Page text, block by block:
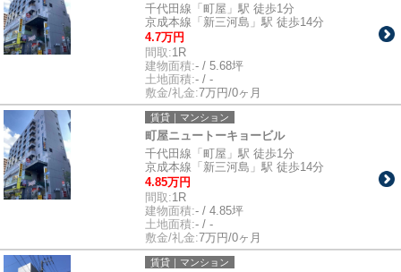
千代田線「町屋」駅 徒歩1分
京成本線「新三河島」駅 徒歩14分
4.7万円
間取:1R
建物面積:- / 5.68坪
土地面積:- / -
敷金/礼金:7万円/0ヶ月
賃貸｜マンション
町屋ニュートーキョービル
千代田線「町屋」駅 徒歩1分
京成本線「新三河島」駅 徒歩14分
4.85万円
間取:1R
建物面積:- / 4.85坪
土地面積:- / -
敷金/礼金:7万円/0ヶ月
賃貸｜マンション